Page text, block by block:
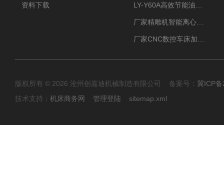
资料下载
版权所有 © 2026 沧州创嘉迪机械制造有限公司 备案号： 冀ICP
技术支持： 机床商务网 管理登陆 sitemap.xml